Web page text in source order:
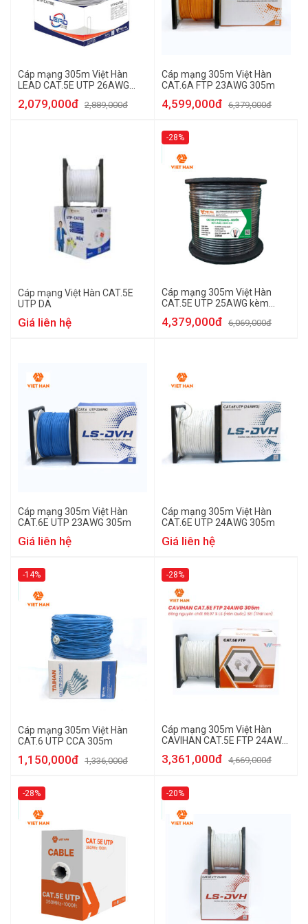
Cáp mạng 305m Việt Hàn
LEAD CAT.5E UTP 26AWG
2,079,000đ 2,889,000đ
Cáp mạng 305m Việt Hàn
CAT.6A FTP 23AWG 305m
4,599,000đ 6,379,000đ
Cáp mạng Việt Hàn CAT.5E
UTP DA
Giá liên hệ
-28%
Cáp mạng 305m Việt Hàn
CAT.5E UTP 25AWG kèm
4,379,000đ 6,069,000đ
Cáp mạng 305m Việt Hàn
CAT.6E UTP 23AWG 305m
Giá liên hệ
Cáp mạng 305m Việt Hàn
CAT.6E UTP 24AWG 305m
Giá liên hệ
-14%
Cáp mạng 305m Việt Hàn
CAT.6 UTP CCA 305m
1,150,000đ 1,336,000đ
-28%
Cáp mạng 305m Việt Hàn
CAVIHAN CAT.5E FTP 24AWG
3,361,000đ 4,669,000đ
-28% -20%